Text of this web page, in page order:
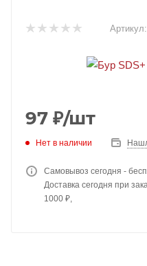
Артикул:
97 ₽/шт
Нет в наличии
Самовывоз сегодня -
Доставка сегодня при
1000 ₽,